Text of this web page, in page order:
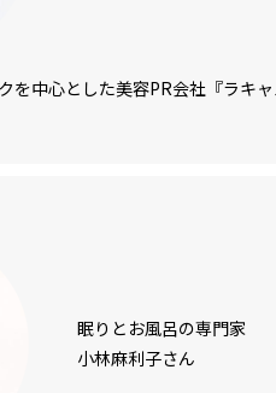
を中心とした美容PR会社『ラキ
眠りとお風呂の専門家
小林麻利子さん